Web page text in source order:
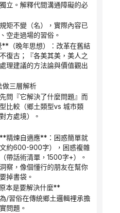
立。解釋代間溝通障礙的必
空走過場的習俗。
復古；『各美其美，美人之
理建議的方法論與價值觀出
三層解析
問『它解決了什麼問題』而
比較（鄉土類型vs 城市類
方處境）。
精煉自適應**：困惑簡單就
約600-900字），困惑複雜
帶話術清單，1500字+）。
察，像個懂行的朋友在幫你
掉書袋。
本是要解決什麼**
問題。